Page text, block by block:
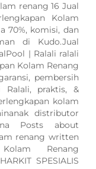
renang 16 Jual
Kolam
70%, komisi, dan
di Kudo.Jual
| Ralali ralali
Kolam Renang
pembersih
praktis, &
kolam
distributor
Posts about
renang written
Renang
SPESIALIS